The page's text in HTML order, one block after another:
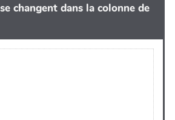
changent dans la colonne de